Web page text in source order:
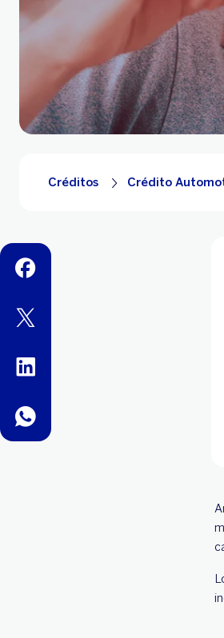
facebook
twitter
linkedin
whatsapp
Créditos Crédito